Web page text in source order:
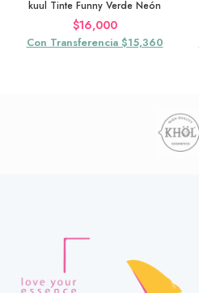
kuul Tinte Funny Verde Neón
$16,000
Con Transferencia $15,360